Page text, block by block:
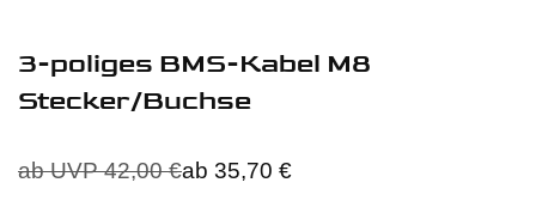
3-poliges BMS-Kabel M8
Stecker/Buchse
ab UVP42,00€ab 35,70 €